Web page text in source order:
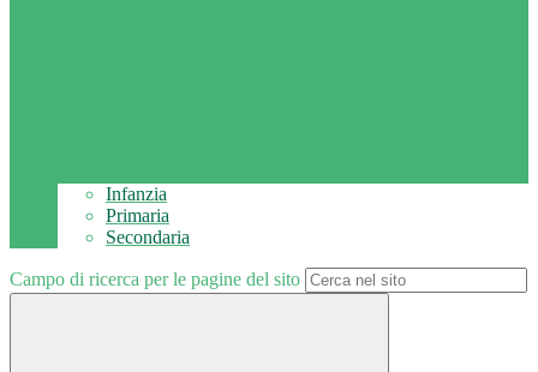
Infanzia
Primaria
Secondaria
Campo di ricerca per le pagine del sito